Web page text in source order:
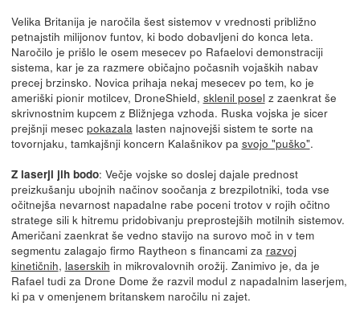
Velika Britanija je naročila šest sistemov v vrednosti približno
petnajstih milijonov funtov, ki bodo dobavljeni do konca leta.
Naročilo je prišlo le osem mesecev po Rafaelovi demonstraciji
sistema, kar je za razmere običajno počasnih vojaških nabav
precej brzinsko. Novica prihaja nekaj mesecev po tem, ko je
ameriški pionir motilcev, DroneShield, sklenil posel z zaenkrat še
skrivnostnim kupcem z Bližnjega vzhoda. Ruska vojska je sicer
prejšnji mesec pokazalalasten najnovejši sistem te sorte na
tovornjaku, tamkajšnji koncern Kalašnikov pa svojo "puško".
Z laserji jih bodo: Večje vojske so doslej dajale prednost
preizkušanju ubojnih načinov soočanja z brezpilotniki, toda vse
očitnejša nevarnost napadalne rabe poceni trotov v rojih očitno
stratege sili k hitremu pridobivanju preprostejših motilnih sistemov.
Američani zaenkrat še vedno stavijo na surovo moč in v tem
segmentu zalagajo firmo Raytheon s financami za razvoj
kinetičnih, laserskih in mikrovalovnih orožij. Zanimivo je, da je
Rafael tudi za Drone Dome že razvil modul z napadalnim laserjem,
ki pa v omenjenem britanskem naročilu ni zajet.